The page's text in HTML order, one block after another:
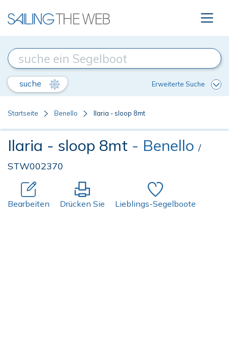
suche Erweiterte Suche
Startseite Benello Ilaria - sloop 8mt
Ilaria - sloop 8mt - Benello /
STW002370
Bearbeiten Drücken Sie Lieblings-Segelboote